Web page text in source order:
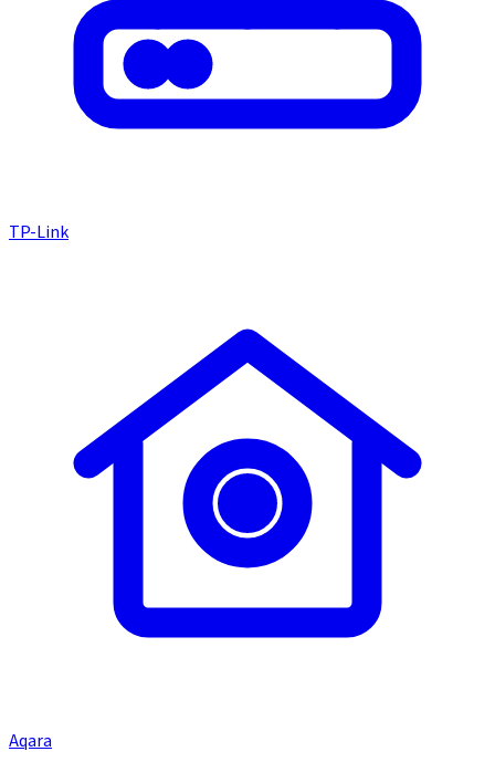
TP-Link
Aqara